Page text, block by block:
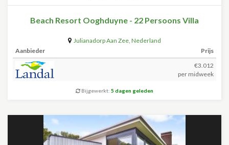
Beach Resort Ooghduyne - 22 Persoons Villa
Julianadorp Aan Zee, Nederland
Aanbieder
Prijs
€3.012
per midweek
Bijgewerkt: 5 dagen geleden